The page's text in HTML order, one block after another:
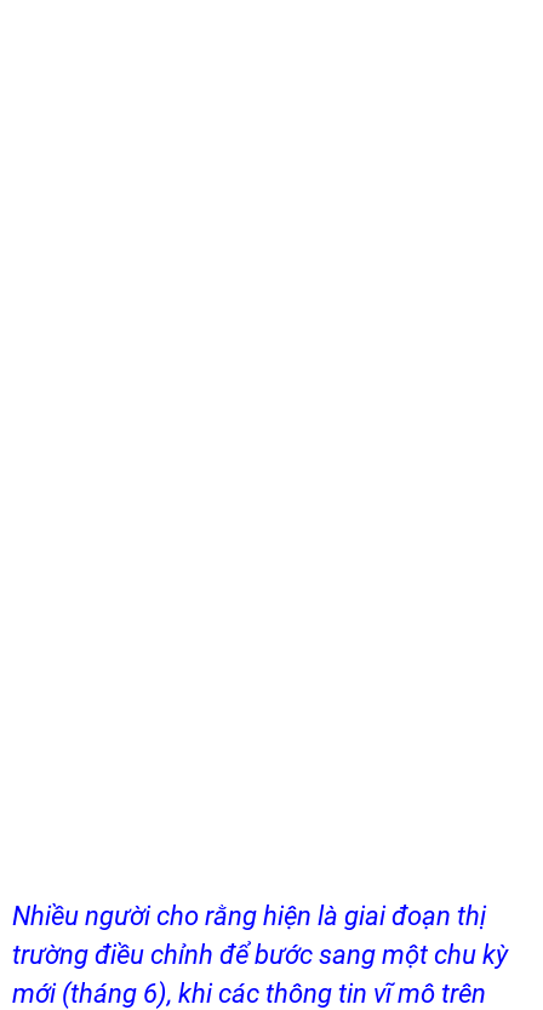
Nhiều người cho rằng hiện là giai đoạn thị
trường điều chỉnh để bước sang một chu kỳ
mới (tháng 6), khi các thông tin vĩ mô trên